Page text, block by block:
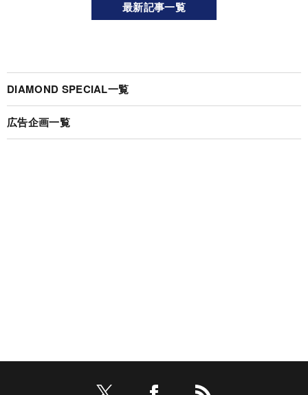
最新記事一覧
DIAMOND SPECIAL一覧
広告企画一覧